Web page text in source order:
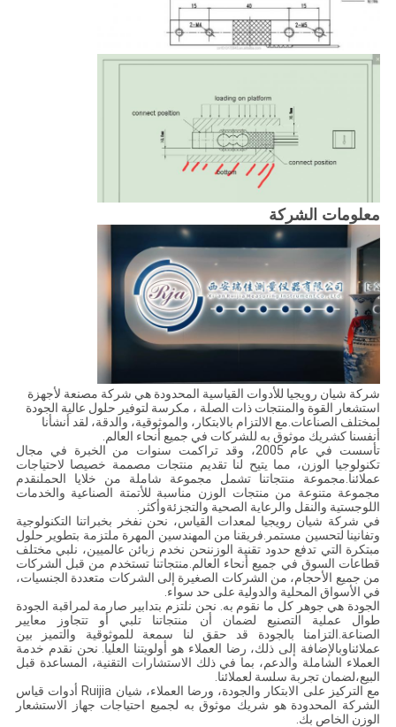
معلومات الشركة
شركة شيان رويجيا للأدوات القياسية المحدودة هي شركة مصنعة لأجهزة
استشعار القوة والمنتجات ذات الصلة ، مكرسة لتوفير حلول عالية الجودة
لمختلف الصناعات.مع الالتزام بالابتكار، والموثوقية، والدقة، لقد أنشأنا
أنفسنا كشريك موثوق به للشركات في جميع أنحاء العالم.
تأسست في عام 2005، وقد تراكمت سنوات من الخبرة في مجال
تكنولوجيا الوزن، مما يتيح لنا تقديم منتجات مصممة خصيصا لاحتياجات
عملائنا.مجموعة منتجاتنا تشمل مجموعة شاملة من خلايا الحملنقدم
مجموعة متنوعة من منتجات الوزن مناسبة للأتمتة الصناعية والخدمات
اللوجستية والنقل والرعاية الصحية والتجزئةوأكثر.
في شركة شيان رويجيا لمعدات القياس، نحن نفخر بخبراتنا التكنولوجية
وتفانينا لتحسين مستمر.فريقنا من المهندسين المهرة ملتزمة بتطوير حلول
مبتكرة التي تدفع حدود تقنية الوزننحن نخدم زبائن عالميين، نلبي مختلف
قطاعات السوق في جميع أنحاء العالم.منتجاتنا تستخدم من قبل الشركات
من جميع الأحجام، من الشركات الصغيرة إلى الشركات متعددة الجنسيات،
في الأسواق المحلية والدولية على حد سواء.
الجودة هي جوهر كل ما نقوم به. نحن نلتزم بتدابير صارمة لمراقبة الجودة
طوال عملية التصنيع لضمان أن منتجاتنا تلبي أو تتجاوز معايير
الصناعة.التزامنا بالجودة قد حقق لنا سمعة للموثوقية والتميز بين
عملائناوبالإضافة إلى ذلك، رضا العملاء هو أولويتنا العليا. نحن نقدم خدمة
العملاء الشاملة والدعم، بما في ذلك الاستشارات التقنية، المساعدة قبل
البيع،لضمان تجربة سلسة لعملائنا.
مع التركيز على الابتكار والجودة، ورضا العملاء، شيان Ruijia أدوات قياس
الشركة المحدودة هو شريك موثوق به لجميع احتياجات جهاز الاستشعار
الوزن الخاص بك.